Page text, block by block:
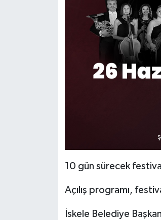
10 gün sürecek
Açılış programı,
İskele Belediye